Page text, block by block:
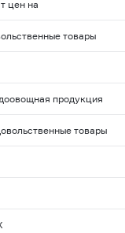
цен на
товары
продукция
товары